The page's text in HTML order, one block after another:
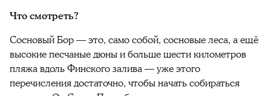
Что смотреть?
Сосновый Бор — это, само собой, сосновые леса, а ещё
высокие песчаные дюны и больше шести километров
пляжа вдоль Финского залива — уже этого
перечисления достаточно, чтобы начать собираться